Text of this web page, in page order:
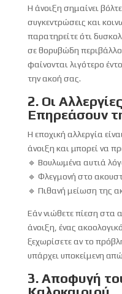
Η άνοιξη σημαίνει
συγκεντρώσεις και
παρατηρείτε ότι
σε θορυβώδη
φαίνονται λιγότερο
την ακοή σας.
2. Οι
Επηρεάσουν
Η εποχική αλλεργία
άνοιξη και μπορεί να
🔹 Βουλωμένα αυτιά
🔹 Φλεγμονή στο
🔹 Πιθανή μείωση της
Εάν νιώθετε πίεση στα
άνοιξη, ένας
ξεχωρίσετε αν το
υπάρχει υποκείμενη
3. Αποφυγή